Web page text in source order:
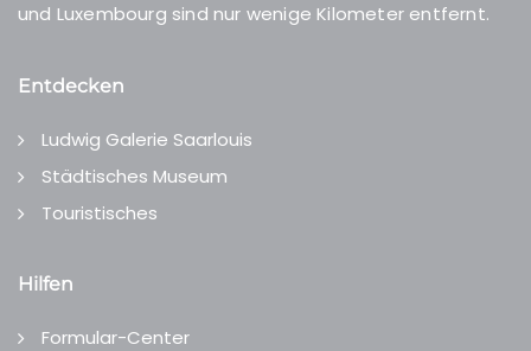
und Luxembourg sind nur wenige Kilometer entfernt.
Entdecken
Ludwig Galerie Saarlouis
Städtisches Museum
Touristisches
Hilfen
Formular-Center